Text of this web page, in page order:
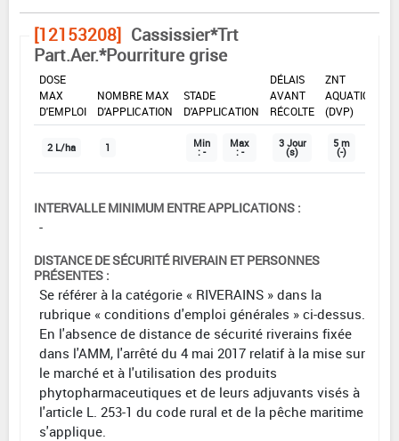
[12153208] Cassissier*Trt
Part.Aer.*Pourriture grise
DOSE
MAX
D'EMPLOI
NOMBRE MAX
D'APPLICATION
STADE
D'APPLICATION
DÉLAIS
AVANT
RÉCOLTE
ZNT
AQUATIQUE
(DVP)
2 L/ha 1 Min
: -
Max
: -
3 Jour
(s)
5 m
(-)
INTERVALLE MINIMUM ENTRE APPLICATIONS :
-
DISTANCE DE SÉCURITÉ RIVERAIN ET PERSONNES
PRÉSENTES :
Se référer à la catégorie « RIVERAINS » dans la
rubrique « conditions d'emploi générales » ci-dessus.
En l'absence de distance de sécurité riverains fixée
dans l'AMM, l'arrêté du 4 mai 2017 relatif à la mise sur
le marché et à l'utilisation des produits
phytopharmaceutiques et de leurs adjuvants visés à
l'article L. 253-1 du code rural et de la pêche maritime
s'applique.